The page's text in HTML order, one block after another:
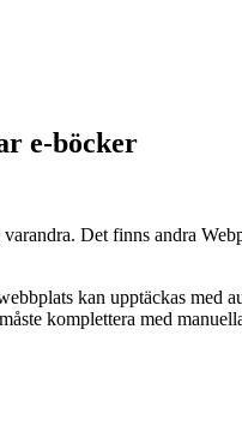
e-böcker
Det finns andra
kan upptäckas med
komplettera med